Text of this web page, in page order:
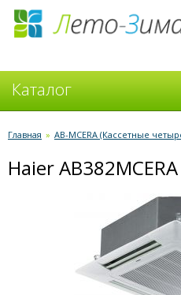
Каталог
Кондиционеры
Вентиляция
Главная » AB-MCERA (Кассетные
Haier AB382MCERA